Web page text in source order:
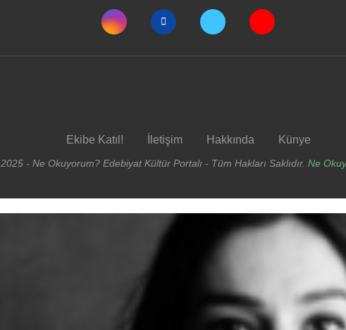
Ekibe Katıl! İletişim Hakkında Künye
2025 - Ne Okuyorum? Edebiyat Kültür Portalı - Tüm Hakları Saklıdır. Ne